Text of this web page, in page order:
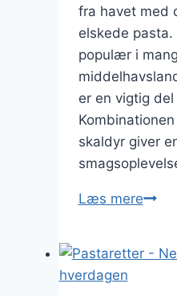
fra havet med
elskede pasta.
populær i
er en vigtig
skaldyr giver
Læs mere